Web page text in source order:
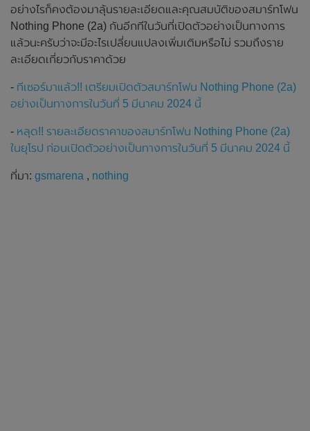
อย่างไรก็คงต้องมาลุ้นรายละเอียดและคุณสมบัติของสมาร์ทโฟน
Nothing Phone (2a) กันอีกทีในวันที่เปิดตัวอย่างเป็นทางการ
แล้วนะครับว่าจะมีอะไรเปลี่ยนแปลงเพิ่มเติมหรือไม่ รวมถึงราย
ละเอียดเกี่ยวกับราคาด้วย
- ทีเซอร์มาแล้ว!! เตรียมเปิดตัวสมาร์ทโฟน Nothing Phone (2a)
อย่างเป็นทางการในวันที่ 5 มีนาคม 2024 นี้
- หลุด!! รายละเอียดราคาของสมาร์ทโฟน Nothing Phone (2a)
ในยุโรป ก่อนเปิดตัวอย่างเป็นทางการในวันที่ 5 มีนาคม 2024 นี้
ที่มา: gsmarena , nothing